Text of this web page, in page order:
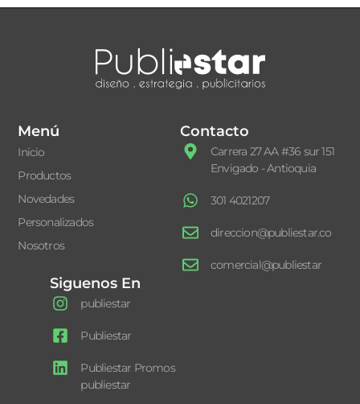
Menú
Inicio
Productos
Novedades
Personalizados
Nosotros
Contacto
Carrera 27 AA #36 sur 151
Envigado - Antioquia
301 4021207
direccion@publiestar.co
comercial@publiestar
Siguenos En
publiestar
Publiestar
Publiestar Promos
publiestar